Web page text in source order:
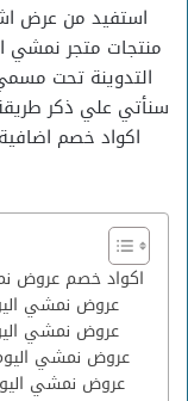
منتجات متجر نمشي
سنأتي علي ذكر
اكواد خصم
اكواد خصم عروض
عروض نمشي اليوم
عروض نمشي اليوم
عروض نمشي اليوم
عروض نمشي اليوم